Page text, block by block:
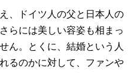
、ドイツ人の父と日本人の
らには美しい容姿も相まっ
ん。とくに、結婚という人
るのかに対して、ファンや